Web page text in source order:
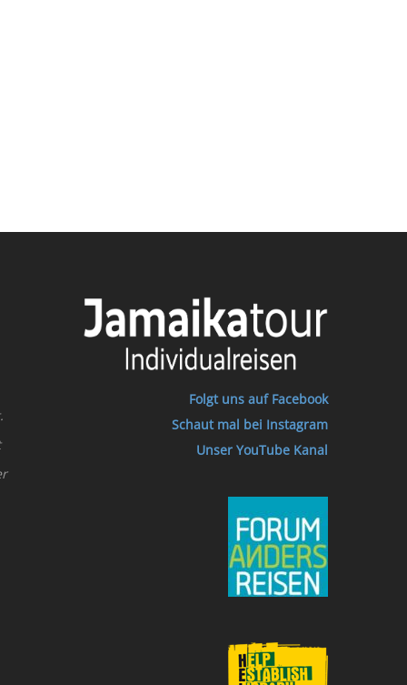
Folgt uns auf Facebook
Schaut mal bei Instagram
Unser YouTube Kanal